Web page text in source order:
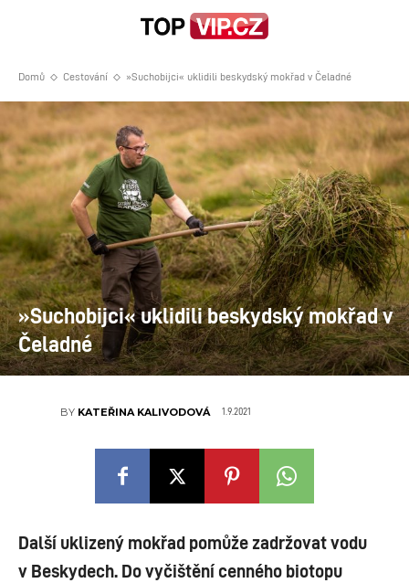
Domů Cestování »Suchobijci« uklidili beskydský mokřad v Čeladné
»Suchobijci« uklidili beskydský mokřad v
Čeladné
BY KATEŘINA KALIVODOVÁ 1.9.2021
Další uklizený mokřadpomůže zadržovat vodu
v Beskydech. Do vyčištění cenného biotopu